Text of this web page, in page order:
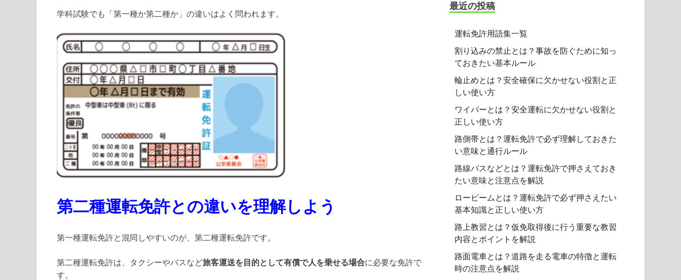
学科試験でも「第一種か第二種か」の違いはよく問われます。
第二種運転免許との違いを理解しよう
第一種運転免許と混同しやすいのが、第二種運転免許です。
第二種運転免許は、タクシーやバスなど旅客運送を目的として有償で人を乗せる場合に必要な免許で
す。
最近の投稿
運転免許用語集一覧
割り込みの禁止とは？事故を防ぐために知っ
ておきたい基本ルール
輪止めとは？安全確保に欠かせない役割と正
しい使い方
ワイパーとは？安全運転に欠かせない役割と
正しい使い方
路側帯とは？運転免許で必ず理解しておきた
い意味と通行ルール
路線バスなどとは？運転免許で押さえておき
たい意味と注意点を解説
ロービームとは？運転免許で必ず押さえたい
基本知識と正しい使い方
路上教習とは？仮免取得後に行う重要な教習
内容とポイントを解説
路面電車とは？道路を走る電車の特徴と運転
時の注意点を解説